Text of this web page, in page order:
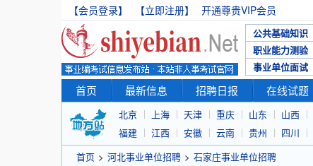
【会员登录】 【立即注册】 开通尊贵VIP会员
公共基础知识
职业能力测验
事业单位面试
首页 最新信息 招聘日报 在线试题
北京 上海 天津 重庆 山东 山西
福建
江西 安徽 云南 贵州 四川
首页 > 河北事业单位招聘 > 石家庄事业单位招聘